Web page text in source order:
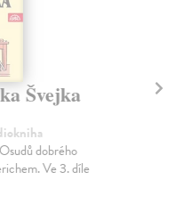
Švejka
dobrého
Ve 3. díle